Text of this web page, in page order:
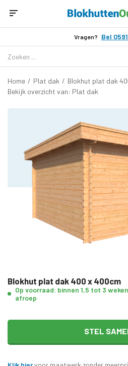
Vragen? Bel
Home / Plat dak / Blokhut plat dak
Bekijk overzicht van: Plat dak
Blokhut plat dak 400 x 400cm
Op voorraad: binnen 1,5 tot 3
afroep
STEL